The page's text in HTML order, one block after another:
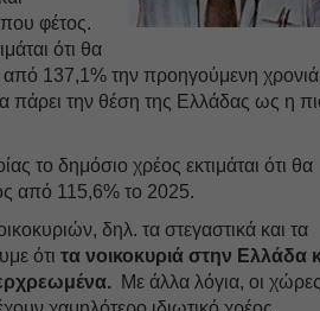
φέτος.
ότι θα
137,1% την προηγούμενη
πάρει την θέση της Ελλάδας ως η
το δημόσιο χρέος εκτιμάται ότι θα
από 115,6% το 2025.
δηλ. τα στεγαστικά και τα
ότιτα νοικοκυριά στην Ελλάδα
Με άλλα λόγια, οι χώρες